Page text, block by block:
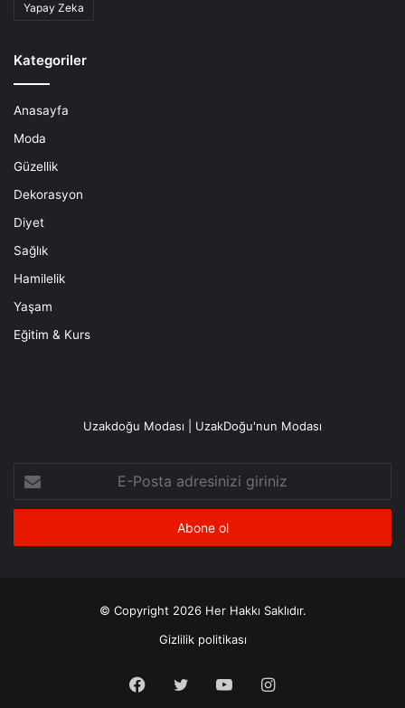
Yapay Zeka
Kategoriler
Anasayfa
Moda
Güzellik
Dekorasyon
Diyet
Sağlık
Hamilelik
Yaşam
Eğitim & Kurs
Uzakdoğu Modası | UzakDoğu'nun Modası
Posta
adresinizi
© Copyright 2026 Her Hakkı Saklıdır.
Gizlilik politikası
Facebook
X YouTubeInstagram